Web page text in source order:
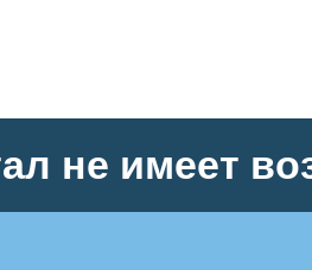
не имеет